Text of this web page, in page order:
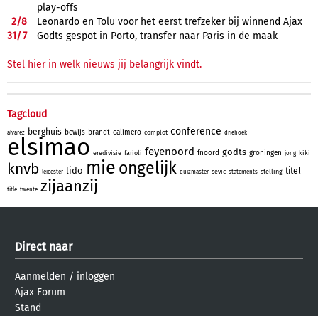
play-offs
2/8
Leonardo en Tolu voor het eerst trefzeker bij winnend Ajax
31/7 Godts gespot in Porto, transfer naar Paris in de maak
Stel hier in welk nieuws jij belangrijk vindt.
Tagcloud
alvarez berghuis bewijs brandt calimero complot conference driehoek
elsimao eredivisie farioli feyenoord fnoord godts groningen jong kiki
knvb leicester lido mie ongelijk quizmaster sevic statements stelling titel
title twente zijaanzij
Direct naar
Aanmelden / inloggen
Ajax Forum
Stand